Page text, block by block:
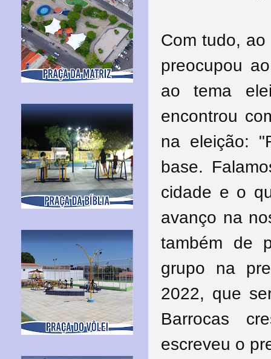
Com tudo,
preocupou
ao tema
encontrou
na eleição: "
base.
cidade e o
avanço na
também de
grupo na
2022, que
Barrocas
escreveu o